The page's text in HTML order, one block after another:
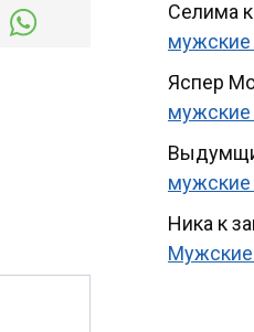
Селима
мужские
Яспер
мужские
мужские
Ника к